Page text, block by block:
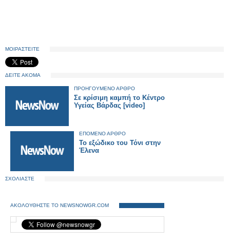
ΜΟΙΡΑΣΤΕΙΤΕ
ΔΕΙΤΕ ΑΚΟΜΑ
ΠΡΟΗΓΟΥΜΕΝΟ ΑΡΘΡΟ
Σε κρίσιμη καμπή το Κέντρο
Υγείας Βάρδας [video]
ΕΠΟΜΕΝΟ ΑΡΘΡΟ
Το εξώδικο του Τόνι στην
Έλενα
ΣΧΟΛΙΑΣΤΕ
ΑΚΟΛΟΥΘΗΣΤΕ ΤΟ NEWSNOWGR.COM